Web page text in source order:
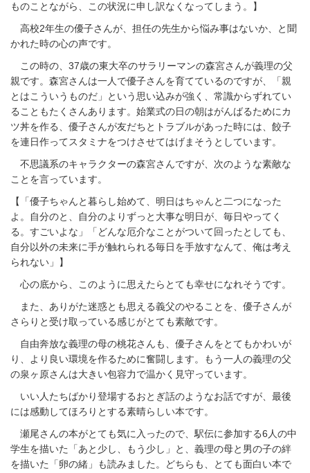
ものことながら、この状況に申し訳なくなってしまう。】
高校2年生の優子さんが、担任の先生から悩み事はないか、と聞
かれた時の心の声です。
この時の、37歳の東大卒のサラリーマンの森宮さんが義理の父
親です。森宮さんは一人で優子さんを育てているのですが、「親
とはこういうものだ」という思い込みが強く、常識からずれてい
ることもたくさんあります。始業式の日の朝はがんばるためにカ
ツ丼を作る、優子さんが友だちとトラブルがあった時には、餃子
を連日作ってスタミナをつけさせてはげまそうとしています。
不思議系のキャラクターの森宮さんですが、次のような素敵な
ことを言っています。
【「優子ちゃんと暮らし始めて、明日はちゃんと二つになった
よ。自分のと、自分のよりずっと大事な明日が、毎日やってく
る。すごいよな」
「どんな厄介なことがついて回ったとしても、
自分以外の未来に手が触れられる毎日を手放すなんて、俺は考え
られない」】
心の底から、このように思えたらとても幸せになれそうです。
また、ありがた迷惑とも思える義父のやることを、優子さんが
さらりと受け取っている感じがとても素敵です。
自由奔放な義理の母の桃花さんも、優子さんをとてもかわいが
り、より良い環境を作るために奮闘します。もう一人の義理の父
の泉ヶ原さんは大きい包容力で温かく見守っています。
いい人たちばかり登場するおとぎ話のようなお話ですが、最後
には感動してほろりとする素晴らしい本です。
瀬尾さんの本がとても気に入ったので、駅伝に参加する6人の中
学生を描いた「あと少し、もう少し」と、義理の母と男の子の絆
を描いた「卵の緒」も読みました。どちらも、とても面白い本で